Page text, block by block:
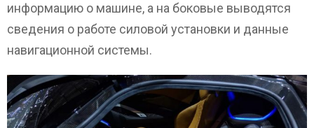
информацию о машине, а на боковые выводятся
сведения о работе силовой установки и данные
навигационной системы.